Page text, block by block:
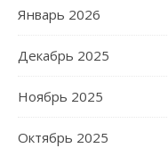
Январь 2026
Декабрь 2025
Ноябрь 2025
Октябрь 2025